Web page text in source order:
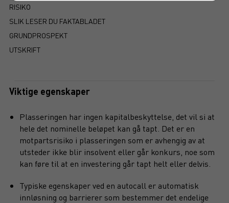
RISIKO
SLIK LESER DU FAKTABLADET
GRUNDPROSPEKT
UTSKRIFT
Viktige egenskaper
Plasseringen har ingen kapitalbeskyttelse, det vil si at
hele det nominelle beløpet kan gå tapt. Det er en
motpartsrisiko i plasseringen som er avhengig av at
utsteder ikke blir insolvent eller går konkurs, noe som
kan føre til at en investering går tapt helt eller delvis.
Typiske egenskaper ved en autocall er automatisk
innløsning og barrierer som bestemmer det endelige